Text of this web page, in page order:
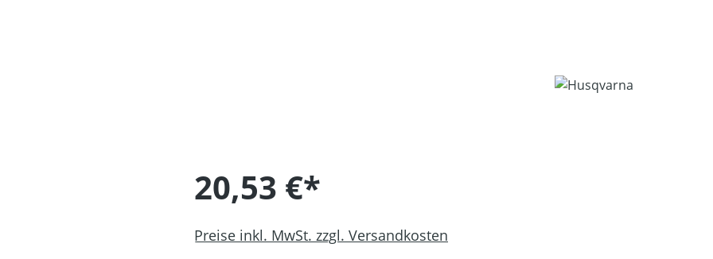
20,53 €*
Preise inkl. MwSt. zzgl. Versandkosten